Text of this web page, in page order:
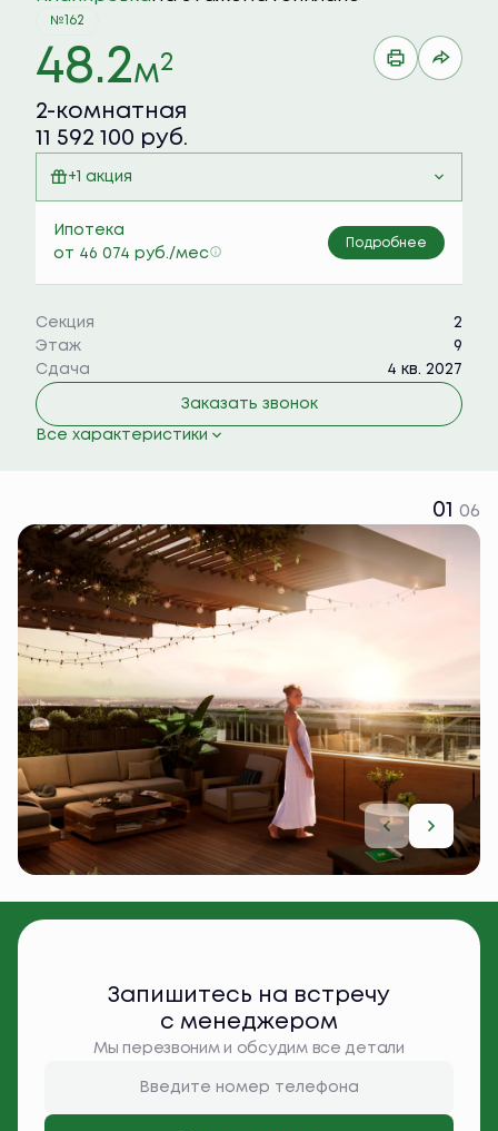
№162
48.2м2
2-комнатная
11 592 100 руб.
+1 акция
Ипотека
от 46 074 руб./мес
Подробнее
Секция
2
Этаж
9
Сдача
4 кв. 2027
Заказать звонок
Все характеристики
01 06
Запишитесь на встречу
с менеджером
Мы перезвоним и обсудим все детали